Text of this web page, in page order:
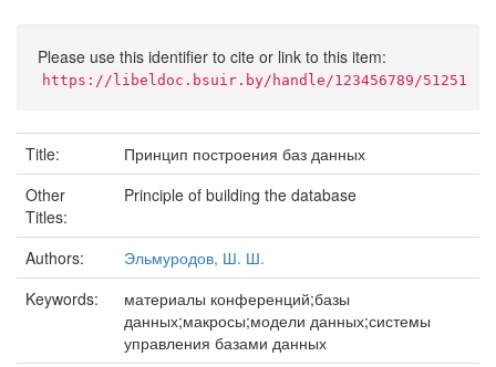
Please use this identifier to cite or link to this item:
https://libeldoc.bsuir.by/handle/123456789/51251
Title:
Принцип построения баз данных
Other
Titles:
Principle of building the database
Authors:
Эльмуродов, Ш. Ш.
Keywords:
материалы конференций;базы
данных;макросы;модели данных;системы
управления базами данных